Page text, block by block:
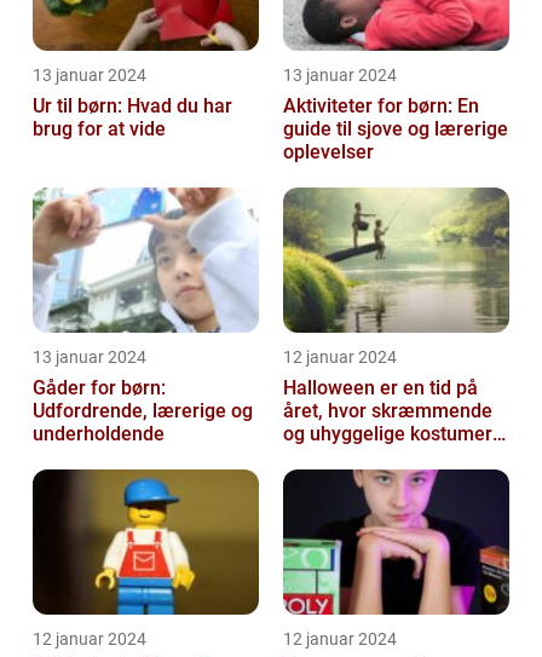
13 januar 2024
Ur til børn: Hvad du har
brug for at vide
13 januar 2024
Aktiviteter for børn: En
guide til sjove og lærerige
oplevelser
13 januar 2024
Gåder for børn:
Udfordrende, lærerige og
underholdende
12 januar 2024
Halloween er en tid på
året, hvor skræmmende
og uhyggelige kostumer
12 januar 2024 12 januar 2024